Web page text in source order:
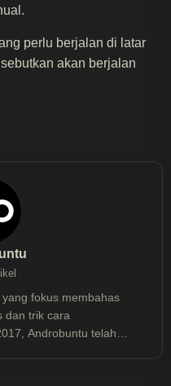
perlu berjalan di latar
akan berjalan
fokus membahas
dan trik cara
Androbuntu telah